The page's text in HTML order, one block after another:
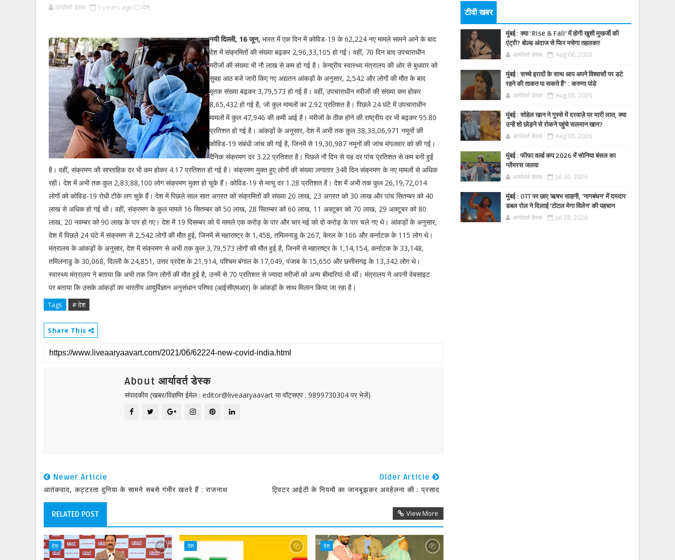
आर्यावर्त डेस्क 5 years ago देश,
नयी दिल्ली, 16 जून, भारत में एक दिन में कोविड-19 के 62,224 नए मामले सामने आने के बाद
देश में संक्रमितों की संख्या बढ़कर 2,96,33,105 हो गई। वहीं, 70 दिन बाद उपचाराधीन
मरीजों की संख्या भी नौ लाख से कम हो गई है। केन्द्रीय स्वास्थ्य मंत्रालय की ओर से बुधवार को
सुबह आठ बजे जारी किए गए अद्यतन आंकड़ों के अनुसार, 2,542 और लोगों की मौत के बाद
मृतक संख्या बढ़कर 3,79,573 हो गई है। वहीं, उपचाराधीन मरीजों की संख्या कम होकर
8,65,432 हो गई है, जो कुल मामलों का 2.92 प्रतिशत है। पिछले 24 घंटे में उपचाराधीन
मामलों में कुल 47,946 की कमी आई है। मरीजों के ठीक होने की राष्ट्रीय दर भी बढ़कर 95.80
प्रतिशत हो गई है। आंकड़ों के अनुसार, देश में अभी तक कुल 38,33,06,971 नमूनों की
कोविड-19 संबंधी जांच की गई है, जिनमें से 19,30,987 नमूनों की जांच मंगलवार को की गई।
दैनिक संक्रमण दर 3.22 प्रतिशत है। पिछले नौ दिन से यह दर पांच प्रतिशत से कम बनी हुई
है। वहीं, संक्रमण की साप्ताहिक दर भी कम होकर 4.17 प्रतिशत हो गई है। संक्रमण मुक्त हुए लोगों की संख्या लगातार 34वें दिन संक्रमण के नए मामलों से अधिक
रही। देश में अभी तक कुल 2,83,88,100 लोग संक्रमण मुक्त हो चुके हैं। कोविड-19 से मत्यु दर 1.28 प्रतिशत है। देश में अभी तक कुल 26,19,72,014
लोगों को कोविड-19 रोधी टीके लग चुके हैं। देश में पिछले साल सात अगस्त को संक्रमितों की संख्या 20 लाख, 23 अगस्त को 30 लाख और पांच सितम्बर को 40
लाख से अधिक हो गई थी। वहीं, संक्रमण के कुल मामले 16 सितम्बर को 50 लाख, 28 सितम्बर को 60 लाख, 11 अक्टूबर को 70 लाख, 29 अक्टूबर को 80
लाख, 20 नवम्बर को 90 लाख के पार हो गए। देश में 19 दिसम्बर को ये मामले एक करोड़ के पार और चार मई को दो करोड़ के पार चले गए थे। आंकड़ों के अनुसार,
देश में पिछले 24 घंटे में संक्रमण से 2,542 लोगों की मौत हुई, जिनमें से महाराष्ट्र के 1,458, तमिलनाडु के 267, केरल के 166 और कर्नाटक के 115 लोग थे।
मंत्रालय के आंकड़ों के अनुसार, देश में संक्रमण से अभी तक कुल 3,79,573 लोगों की मौत हुई है, जिनमें से महाराष्ट्र के 1,14,154, कर्नाटक के 33,148,
तमिलनाडु के 30,068, दिल्ली के 24,851, उत्तर प्रदेश के 21,914, पश्चिम बंगाल के 17,049, पंजाब के 15,650 और छत्तीसगढ़ के 13,342 लोग थे।
स्वास्थ्य मंत्रालय ने बताया कि अभी तक जिन लोगों की मौत हुई है, उनमें से 70 प्रतिशत से ज्यादा मरीजों को अन्य बीमारियां भी थीं। मंत्रालय ने अपनी वेबसाइट
पर बताया कि उसके आंकड़ों का भारतीय आयुर्विज्ञान अनुसंधान परिषद (आईसीएमआर) के आंकड़ों के साथ मिलान किया जा रहा है।
Tags # देश
Share This
About आर्यावर्त डेस्क
संपादकीय (खबर/विज्ञप्ति ईमेल : editor@liveaaryaavart या वॉट्सएप : 9899730304 पर भेजें)
Newer Article
आतंकवाद, कट्टरता दुनिया के सामने सबसे गंभीर खतरे हैं : राजनाथ
Older Article
ट्विटर आईटी के नियमों का जानबूझकर अवहेलना की : प्रसाद
RELATED POST View More
देश देश देश
टीवी खबर
मुंबई : क्या ‘Rise & Fall’ में होगी खुशी मुखर्जी की
एंट्री? बोल्ड अंदाज से फिर मचेगा तहलका!
आर्यावर्त डेस्क Aug 06, 2026
मुंबई : सच्चे इरादों के साथ आप अपने विश्वासों पर डटे
रहने की ताकत पा सकते हैं” : करुणा पांडे
आर्यावर्त डेस्क Aug 06, 2026
मुंबई : सोहेल खान ने गुस्से में दरवाज़े पर मारी लात, क्या
उन्हें शो छोड़ने से रोकने पहुंचे सलमान खान?
आर्यावर्त डेस्क Aug 03, 2026
मुंबई : फीफा वर्ल्ड कप 2026 में सोनिया बंसल का
ग्लैमरस जलवा
आर्यावर्त डेस्क Jul 30, 2026
मुंबई : OTT पर छाए ऋषभ साहनी, 'नागबंधन' में दमदार
डबल रोल ने दिलाई 'टोटल मेगा विलेन' की पहचान
आर्यावर्त डेस्क Jul 28, 2026